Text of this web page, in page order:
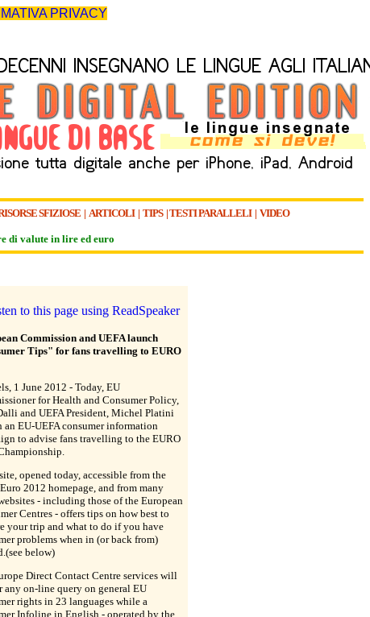
PRIVACY
SFIZIOSE | ARTICOLI| TIPS|TESTI PARALLELI| VIDEO
di valute in lire ed euro
Commission and UEFA launch
Tips" for fans travelling to EURO
1 June 2012 - Today, EU
for Health and Consumer Policy,
and UEFA President, Michel Platini
an EU-UEFA consumer information
to advise fans travelling to the EURO
opened today, accessible from the
2012 homepage, and from many
- including those of the European
Centres - offers tips on how best to
your trip and what to do if you have
problems when in (or back from)
below)
Direct Contact Centre services will
any on-line query on general EU
rights in 23 languages while a
Infoline in English - operated by the